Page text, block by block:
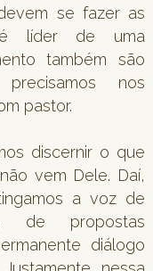
se fazer as
é líder de uma
também são
nos
pastor.
discernir o que
vem Dele. Daí,
a voz de
de propostas
diálogo